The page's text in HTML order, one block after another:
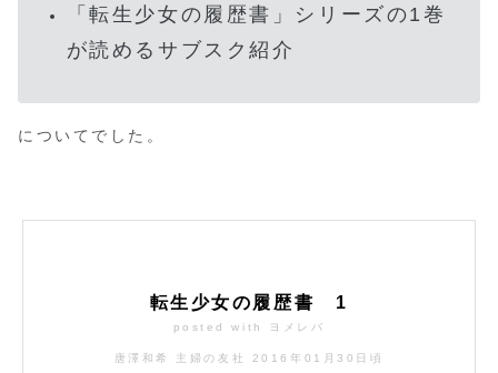
「転生少女の履歴書」シリーズの1巻
が読めるサブスク紹介
についてでした。
転生少女の履歴書 1
posted with ヨメレバ
唐澤和希 主婦の友社 2016年01月30日頃